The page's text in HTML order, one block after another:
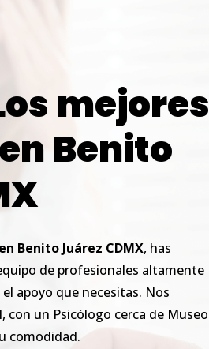
mejores
en Benito
en BenitoJuárez CDMX, has
de profesionales altamente
apoyo que necesitas. Nos
con un Psicólogo cerca de Museo
comodidad.